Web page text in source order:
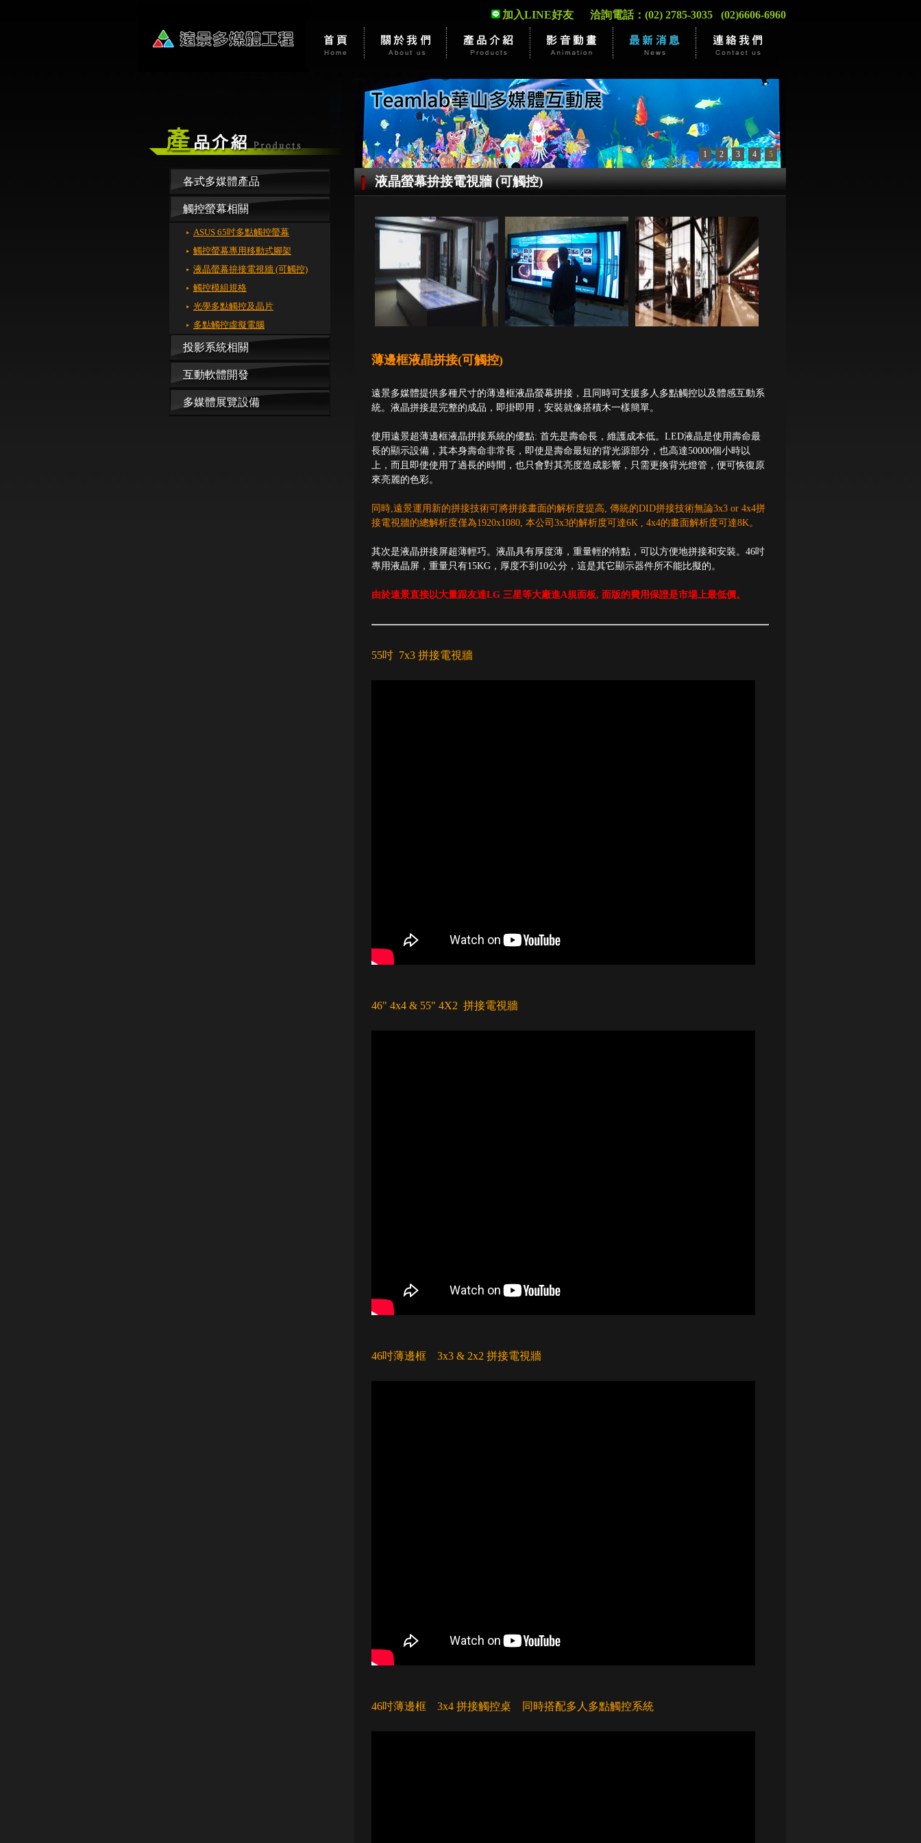
加入LINE好友 洽詢電話：(02) 2785-3035 (02)6606-6960
1 2 3 4 5
各式多媒體產品
觸控螢幕相關
ASUS 65吋多點觸控螢幕
觸控螢幕專用移動式腳架
液晶螢幕拚接電視牆 (可觸控)
觸控模組規格
光學多點觸控及晶片
多點觸控虛擬電腦
投影系統相關
互動軟體開發
多媒體展覽設備
液晶螢幕拚接電視牆 (可觸控)
薄邊框液晶拼接(可觸控)
遠景多媒體提供多種尺寸的薄邊框液晶螢幕拼接，且同時可支援多人多點觸控以及體感互動系
統。液晶拼接是完整的成品，即掛即用，安裝就像搭積木一樣簡單。
使用遠景超薄邊框液晶拼接系統的優點: 首先是壽命長，維護成本低。LED液晶是使用壽命最
長的顯示設備，其本身壽命非常長，即使是壽命最短的背光源部分，也高達50000個小時以
上，而且即使使用了過長的時間，也只會對其亮度造成影響，只需更換背光燈管，便可恢復原
來亮麗的色彩。
同時,遠景運用新的拼接技術可將拼接畫面的解析度提高, 傳統的DID拼接技術無論3x3 or 4x4拼
接電視牆的總解析度僅為1920x1080, 本公司3x3的解析度可達6K , 4x4的畫面解析度可達8K。
其次是液晶拼接屏超薄輕巧。液晶具有厚度薄，重量輕的特點，可以方便地拼接和安裝。46吋
專用液晶屏，重量只有15KG，厚度不到10公分，這是其它顯示器件所不能比擬的。
由於遠景直接以大量跟友達LG 三星等大廠進A規面板, 面版的費用保證是市場上最低價。
55吋 7x3 拼接電視牆
46" 4x4 & 55" 4X2 拼接電視牆
46吋薄邊框 3x3 & 2x2 拼接電視牆
46吋薄邊框 3x4 拼接觸控桌 同時搭配多人多點觸控系統